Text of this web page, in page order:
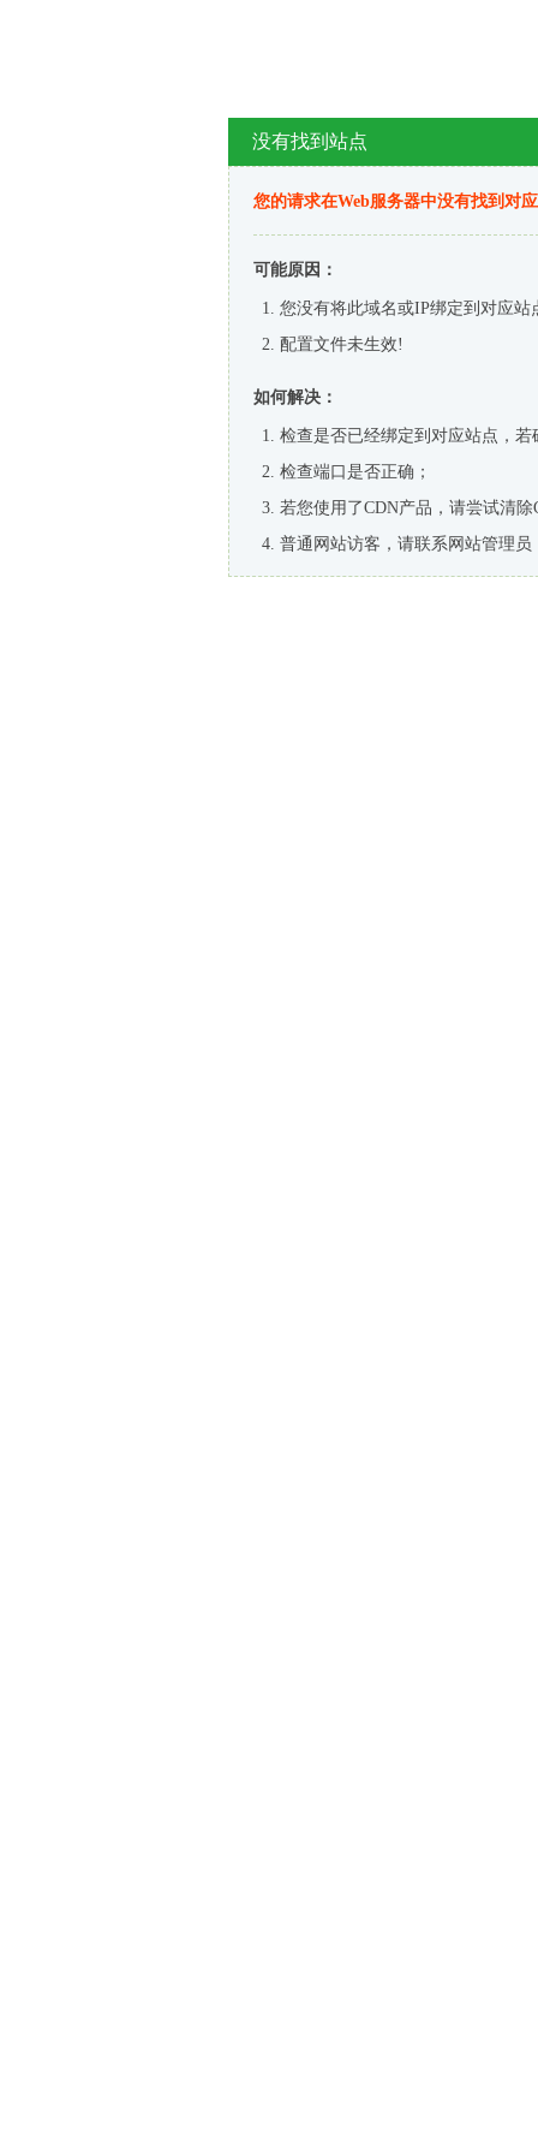
没有找到站点
您的请求在Web服务器中没有找到对
可能原因：
您没有将此域名或IP绑定到对应站
配置文件未生效!
如何解决：
检查是否已经绑定到对应站点，
检查端口是否正确；
若您使用了CDN产品，请尝试清除
普通网站访客，请联系网站管理员